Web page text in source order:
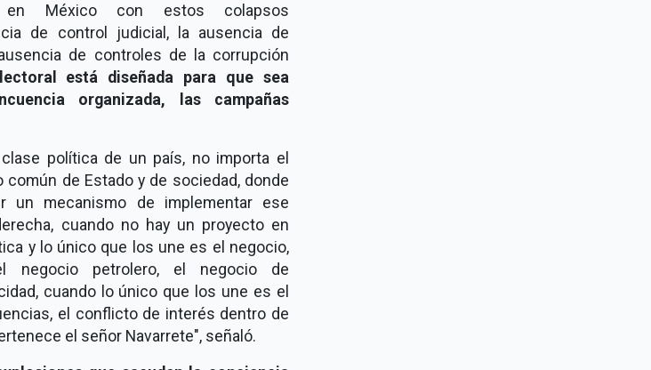
en México con estos colapsos
de control judicial, la ausencia de
de controles de la corrupción
está diseñada para que sea
organizada, las campañas
política de un país, no importa el
común de Estado y de sociedad, donde
un mecanismo de implementar ese
cuando no hay un proyecto en
y lo único que los une es el negocio,
negocio petrolero, el negocio de
cuando lo único que los une es el
el conflicto de interés dentro de
el señor Navarrete", señaló.